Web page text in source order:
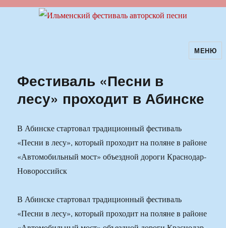
Ильменский фестиваль авторскойМЕНЮ
Фестиваль «Песни в
лесу» проходит в Абинске
В Абинске стартовал традиционный фестиваль
«Песни в лесу», который проходит на поляне в районе
«Автомобильный мост» объездной дороги Краснодар-
Новороссийск
В Абинске стартовал традиционный фестиваль
«Песни в лесу», который проходит на поляне в районе